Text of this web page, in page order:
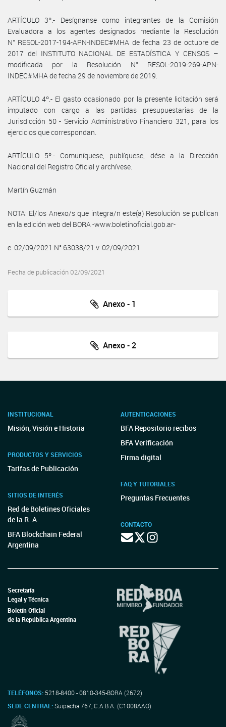
ARTÍCULO 3º.- Desígnanse como integrantes de la Comisión
Evaluadora a los agentes designados mediante la Resolución
N° RESOL-2017-194-APN-INDEC#MHA de fecha 23 de octubre de
2017 del INSTITUTO NACIONAL DE ESTADÍSTICA Y CENSOS –
modificada por la Resolución N° RESOL-2019-269-APN-
INDEC#MHA de fecha 29 de noviembre de 2019.
ARTÍCULO 4º.- El gasto ocasionado por la presente licitación será
imputado con cargo a las partidas presupuestarias de la
Jurisdicción 50 - Servicio Administrativo Financiero 321, para los
ejercicios que correspondan.
ARTÍCULO 5º.- Comuníquese, publíquese, dése a la Dirección
Nacional del Registro Oficial y archívese.
Martín Guzmán
NOTA: El/los Anexo/s que integra/n este(a) Resolución se publican
en la edición web del BORA -www.boletinoficial.gob.ar-
e. 02/09/2021 N° 63038/21 v. 02/09/2021
Fecha de publicación 02/09/2021
Anexo - 1
Anexo - 2
INSTITUCIONAL
Misión, Visión e Historia
PRODUCTOS Y SERVICIOS
Tarifas de Publicación
SITIOS DE INTERÉS
Red de Boletines Oficiales
de la R. A.
BFA Blockchain Federal
Argentina
AUTENTICACIONES
BFA Repositorio recibos
BFA Verificación
Firma digital
FAQ Y TUTORIALES
Preguntas Frecuentes
CONTACTO
Secretaría
Legal y Técnica
Boletín Oficial
de la República Argentina
TELÉFONOS: 5218-8400 - 0810-345-BORA (2672)
SEDE CENTRAL:Suipacha 767, C.A.B.A. (C1008AAO)